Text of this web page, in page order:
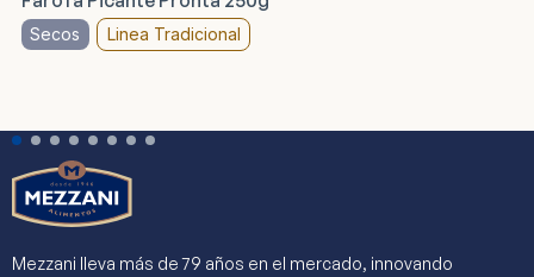
Secos Linea Tradicional
Mezzani lleva más de 79 años en el mercado, innovando